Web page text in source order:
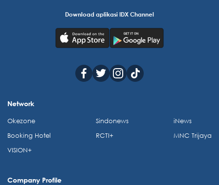
Download aplikasi IDX Channel
Network
Okezone
Booking Hotel
VISION+
Sindonews
RCTI+
iNews
MNC Trijaya
Company Profile